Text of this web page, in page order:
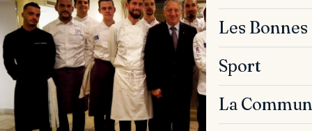
Les
Sport
La